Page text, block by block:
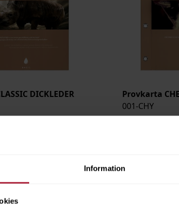
Information
DICKLEDER
Provkarta
001-CHY